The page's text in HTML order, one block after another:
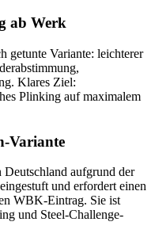
ab Werk
getunte Variante: leichterer
Klares Ziel:
Plinking auf maximalem
Variante
aufgrund der
eingestuft und erfordert einen
WBK-Eintrag. Sie ist
und Steel-Challenge-